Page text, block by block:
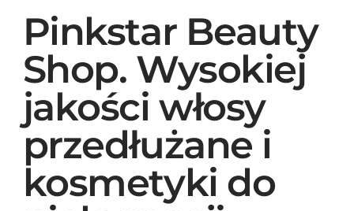
Pinkstar Beauty
Shop. Wysokiej
jakości włosy
przedłużane i
kosmetyki do